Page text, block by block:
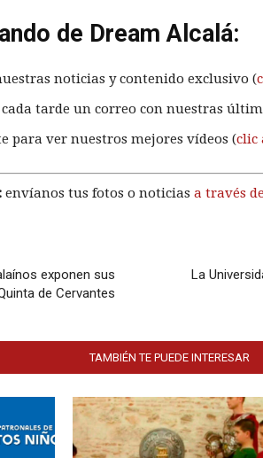
de Dream Alcalá:
noticias y contenido exclusivo (
cada tarde un correo con nuestras
para ver nuestros mejores vídeos (clic
envíanos tus fotos o noticias a través
exponen sus
de Cervantes
La
TAMBIÉN TE PUEDE INTERESAR